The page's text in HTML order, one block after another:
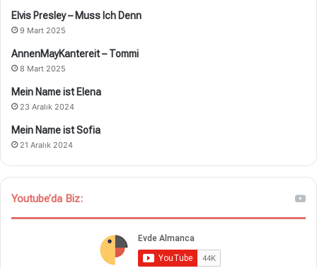
Elvis Presley – Muss Ich Denn
9 Mart 2025
AnnenMayKantereit – Tommi
8 Mart 2025
Mein Name ist Elena
23 Aralık 2024
Mein Name ist Sofia
21 Aralık 2024
Youtube’da Biz: